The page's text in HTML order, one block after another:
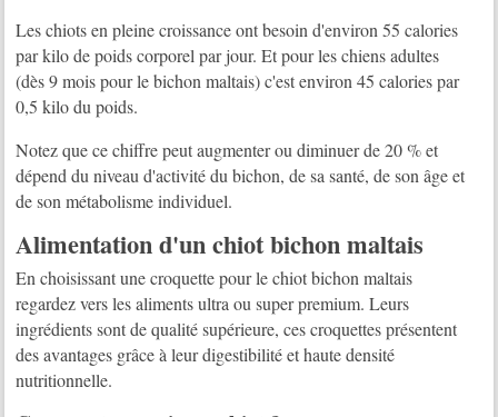
Les chiots en pleine croissance ont besoin d'environ 55 calories
par kilo de poids corporel par jour. Et pour les chiens adultes
(dès 9 mois pour le bichon maltais) c'est environ 45 calories par
0,5 kilo du poids.
Notez que ce chiffre peut augmenter ou diminuer de 20 % et
dépend du niveau d'activité du bichon, de sa santé, de son âge et
de son métabolisme individuel.
Alimentation d'un chiot bichon maltais
En choisissant une croquette pour le chiot bichon maltais
regardez vers les aliments ultra ou super premium. Leurs
ingrédients sont de qualité supérieure, ces croquettes présentent
des avantages grâce à leur digestibilité et haute densité
nutritionnelle.